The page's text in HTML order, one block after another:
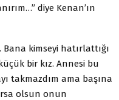
diye Kenan’ın
kimseyi ha­tırlattığı
bir kız. Annesi bu
takmaz­dım ama başına
ol­sun onun